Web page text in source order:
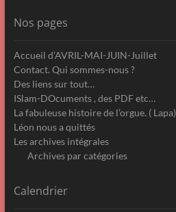
Nos pages
Accueil d’AVRIL-MAI-JUIN-Juillet
Contact. Qui sommes-nous ?
Des liens sur tout…
ISlam-DOcuments , des PDF etc…
La fabuleuse histoire de l’orgue. ( Lapa)
Léon nous a quittés
Les archives intégrales
Archives par catégories
Calendrier